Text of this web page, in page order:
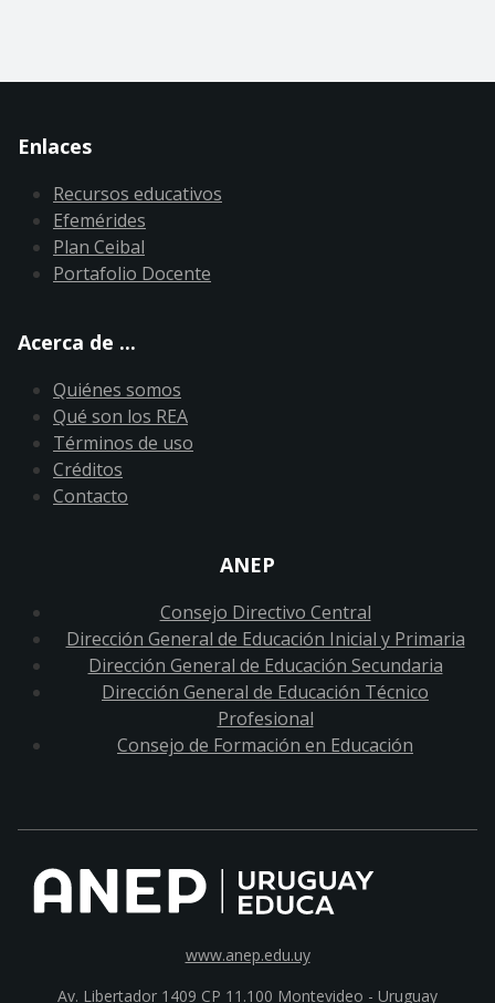
Enlaces
Recursos educativos
Efemérides
Plan Ceibal
Portafolio Docente
Acerca de ...
Quiénes somos
Qué son los REA
Términos de uso
Créditos
Contacto
ANEP
Consejo Directivo Central
Dirección General de Educación Inicial y Primaria
Dirección General de Educación Secundaria
Dirección General de Educación Técnico
Profesional
Consejo de Formación en Educación
www.anep.edu.uy
Av. Libertador 1409 CP 11.100 Montevideo - Uruguay